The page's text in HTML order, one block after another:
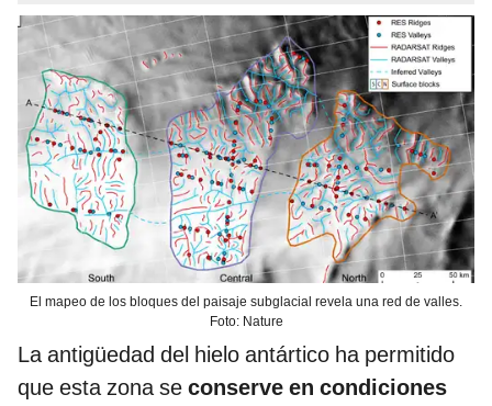
El mapeo de los bloques del paisaje subglacial revela una red de valles.
Foto: Nature
La antigüedad del hielo antártico ha permitido
que esta zona se conserve en condiciones